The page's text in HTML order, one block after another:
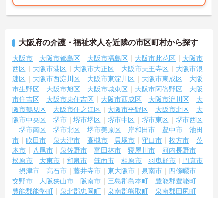
大阪府の介護・福祉求人を近隣の市区町村から探す
大阪市 大阪市都島区 大阪市福島区 大阪市此花区
大阪市
西区
大阪市港区 大阪市大正区 大阪市天王寺区
大阪市浪
速区
大阪市西淀川区 大阪市東淀川区 大阪市東成区
大阪
市生野区
大阪市旭区 大阪市城東区 大阪市阿倍野区
大阪
市住吉区
大阪市東住吉区 大阪市西成区 大阪市淀川区
大
阪市鶴見区
大阪市住之江区 大阪市平野区 大阪市北区
大
阪市中央区
堺市 堺市堺区 堺市中区 堺市東区
堺市西区
堺市南区
堺市北区 堺市美原区 岸和田市 豊中市
池田
市
吹田市 泉大津市 高槻市 貝塚市 守口市 枚方市
茨
木市
八尾市 泉佐野市 富田林市 寝屋川市
河内長野市
松原市
大東市 和泉市 箕面市 柏原市 羽曳野市
門真市
摂津市
高石市 藤井寺市 東大阪市 泉南市
四條畷市
交野市
大阪狭山市 阪南市 三島郡島本町
豊能郡豊能町
豊能郡能勢町
泉北郡忠岡町 泉南郡熊取町
泉南郡田尻町